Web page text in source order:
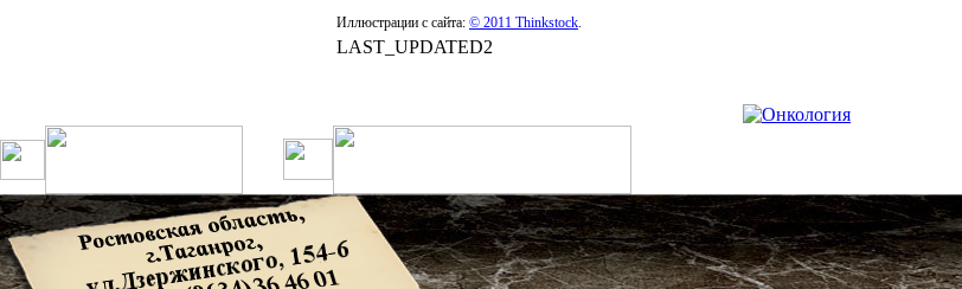
Иллюстрации с сайта: © 2011 Thinkstock.
LAST_UPDATED2